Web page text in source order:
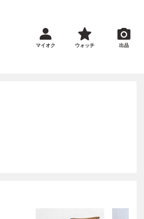
マイオク ウォッチ 出品